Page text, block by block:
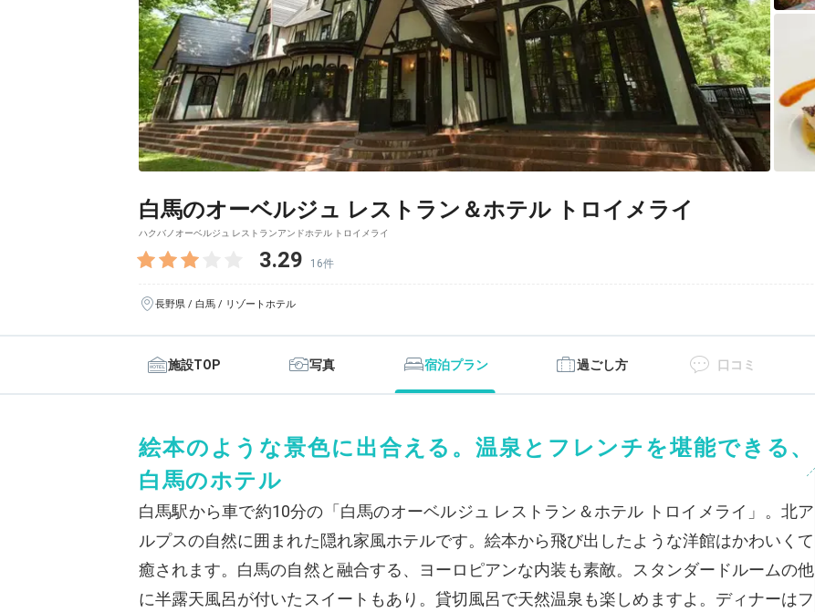
白馬のオーベルジュ レストラン＆ホテル トロイメライ
ハクバノオーベルジュ レストランアンドホテル トロイメライ
3.29 16件
長野県 / 白馬 / リゾートホテル
施設TOP 写真 宿泊プラン 過ごし方 口コミ
絵本のような景色に出合える。温泉とフレンチを堪能できる、
白馬のホテル
白馬駅から車で約10分の「白馬のオーベルジュ レストラン＆ホテル トロイメライ」。北ア
ルプスの自然に囲まれた隠れ家風ホテルです。絵本から飛び出したような洋館はかわいくて
癒されます。白馬の自然と融合する、ヨーロピアンな内装も素敵。スタンダードルームの他
に半露天風呂が付いたスイートもあり。貸切風呂で天然温泉も楽しめますよ。ディナーはフ